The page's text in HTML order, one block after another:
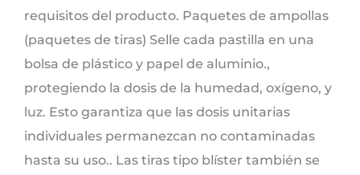
requisitos del producto. Paquetes de ampollas
(paquetes de tiras) Selle cada pastilla en una
bolsa de plástico y papel de aluminio.,
protegiendo la dosis de la humedad, oxígeno, y
luz. Esto garantiza que las dosis unitarias
individuales permanezcan no contaminadas
hasta su uso.. Las tiras tipo blíster también se